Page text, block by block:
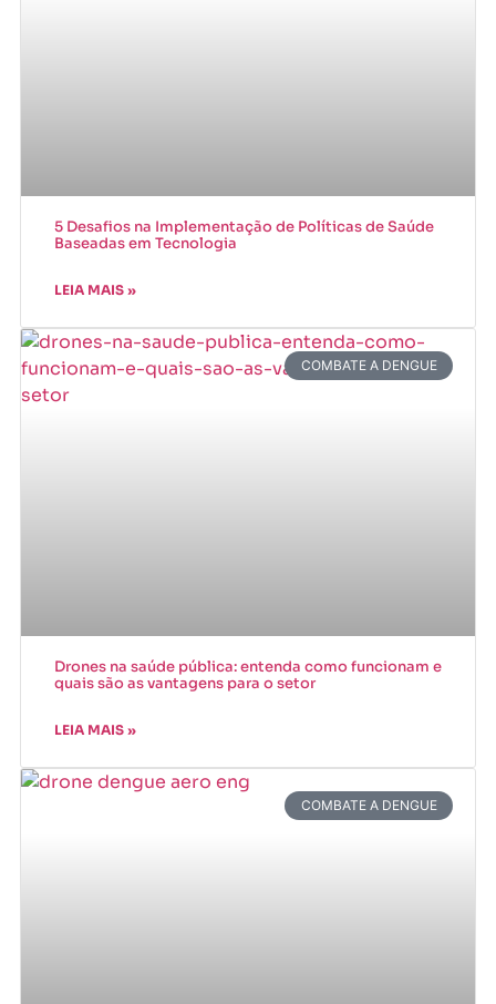
5 Desafios na Implementação de Políticas de Saúde
Baseadas em Tecnologia
LEIA MAIS »
COMBATE A DENGUE
Drones na saúde pública: entenda como funcionam e
quais são as vantagens para o setor
LEIA MAIS »
COMBATE A DENGUE